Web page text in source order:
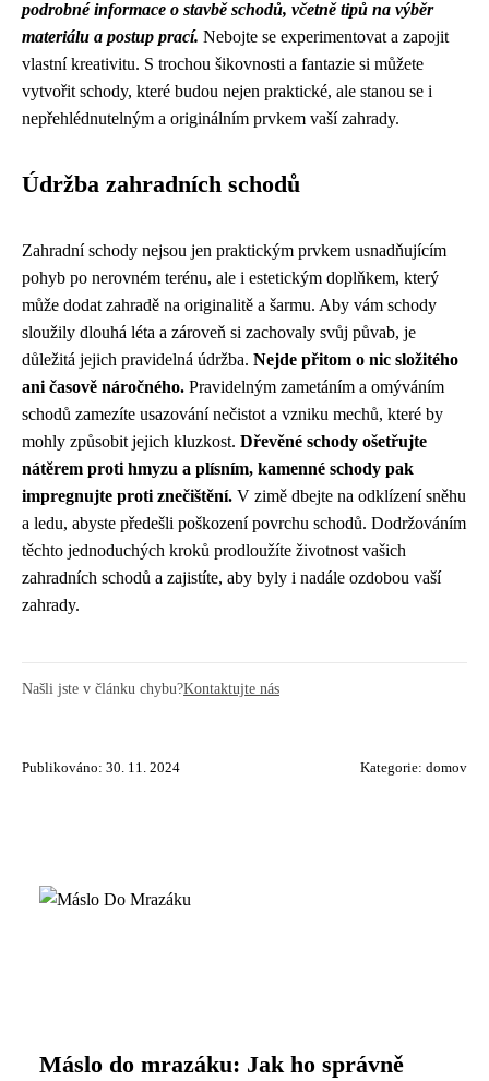
podrobné informace o stavbě schodů, včetně tipů na výběr
materiálu a postup prací. Nebojte se experimentovat a zapojit
vlastní kreativitu. S trochou šikovnosti a fantazie si můžete
vytvořit schody, které budou nejen praktické, ale stanou se i
nepřehlédnutelným a originálním prvkem vaší zahrady.
Údržba zahradních schodů
Zahradní schody nejsou jen praktickým prvkem usnadňujícím
pohyb po nerovném terénu, ale i estetickým doplňkem, který
může dodat zahradě na originalitě a šarmu. Aby vám schody
sloužily dlouhá léta a zároveň si zachovaly svůj půvab, je
důležitá jejich pravidelná údržba. Nejde přitom o nic složitého
ani časově náročného. Pravidelným zametáním a omýváním
schodů zamezíte usazování nečistot a vzniku mechů, které by
mohly způsobit jejich kluzkost. Dřevěné schody ošetřujte
nátěrem proti hmyzu a plísním, kamenné schody pak
impregnujte proti znečištění. V zimě dbejte na odklízení sněhu
a ledu, abyste předešli poškození povrchu schodů. Dodržováním
těchto jednoduchých kroků prodloužíte životnost vašich
zahradních schodů a zajistíte, aby byly i nadále ozdobou vaší
zahrady.
Našli jste v článku chybu?Kontaktujte nás
Publikováno: 30. 11. 2024 Kategorie: domov
Máslo do mrazáku: Jak ho správně